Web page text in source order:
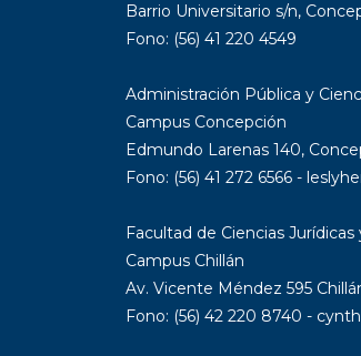
Barrio Universitario s/n,
Fono: (56) 41 220 4549
Administración Pública y
Campus Concepción
Edmundo Larenas 140,
Fono: (56) 41 272 6566 -
Facultad de Ciencias Jurídicas
Campus Chillán
Av. Vicente Méndez 595
Fono: (56) 42 220 8740 -